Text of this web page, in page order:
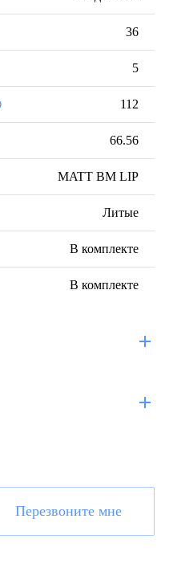
36
5
112
66.56
MATT BM LIP
Литые
В комплекте
В комплекте
Перезвоните мне